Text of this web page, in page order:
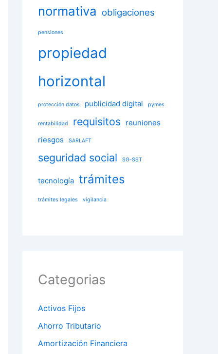
normativa obligaciones
pensiones
propiedad
horizontal
protección datos publicidad digital pymes
rentabilidad requisitos
reuniones
riesgos
SARLAFT
seguridad social SG-SST
tecnología trámites
trámites legales vigilancia
Categorias
Activos Fijos
Ahorro Tributario
Amortización Financiera